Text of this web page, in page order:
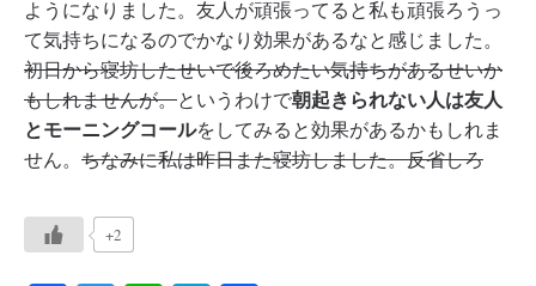
ようになりました。友人が頑張ってると私も頑張ろうっ
て気持ちになるのでかなり効果があるなと感じました。
初日から寝坊したせいで後ろめたい気持ちがあるせいか
もしれませんが。というわけで朝起きられない人は友人
とモーニングコールをしてみると効果があるかもしれま
せん。 ちなみに私は昨日また寝坊しました。反省しろ
+2